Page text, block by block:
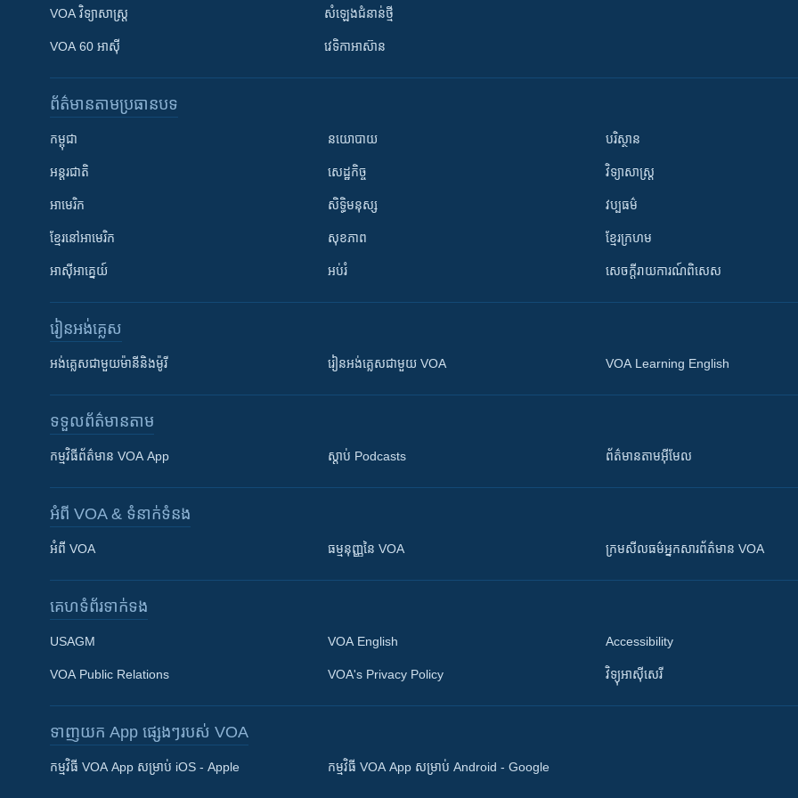
Khmer English
VOA ​វិទ្យាសាស្ត្រ
VOA 60 អាស៊ី
សំឡេង​ជំនាន់​ថ្មី
វេទិកា​អាស៊ាន
ព័ត៌មាន​តាមប្រធានបទ​
កម្ពុជា
អន្តរជាតិ
អាមេរិក
ខ្មែរ​នៅអាមេរិក
អាស៊ីអាគ្នេយ៍
នយោបាយ
សេដ្ឋកិច្ច
សិទ្ធិមនុស្ស
សុខភាព
អប់រំ
បរិស្ថាន
វិទ្យាសាស្រ្ត
វប្បធម៌
ខ្មែរក្រហម
សេចក្តីរាយការណ៍ពិសេស
រៀន​​អង់គ្លេស
អង់គ្លេស​ជាមួយ​ម៉ានី​និង​ម៉ូរី រៀន​​​​​​អង់គ្លេស​​ជាមួយ VOA VOA Learning English
ទទួល​ព័ត៌មាន​តាម
កម្មវិធី​ព័ត៌មាន VOA App ស្តាប់ Podcasts ព័ត៌មាន​តាម​អ៊ីមែល
អំពី​ VOA & ទំនាក់ទំនង
អំពី​ VOA ធម្មនុញ្ញ​នៃ VOA ក្រម​​​សីលធម៌​​​អ្នក​​​សារព័ត៌មាន VOA
គេហទំព័រ​​ទាក់ទង
USAGM
VOA Public Relations
VOA English
VOA's Privacy Policy
Accessibility
វិទ្យុ​អាស៊ី​សេរី
ទាញយក​ App ផ្សេងៗ​របស់​ VOA
កម្មវិធី​ VOA App សម្រាប់ iOS - Apple កម្មវិធី​ VOA App សម្រាប់ Android - Google